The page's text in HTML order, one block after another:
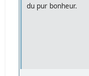
du pur bonheur.